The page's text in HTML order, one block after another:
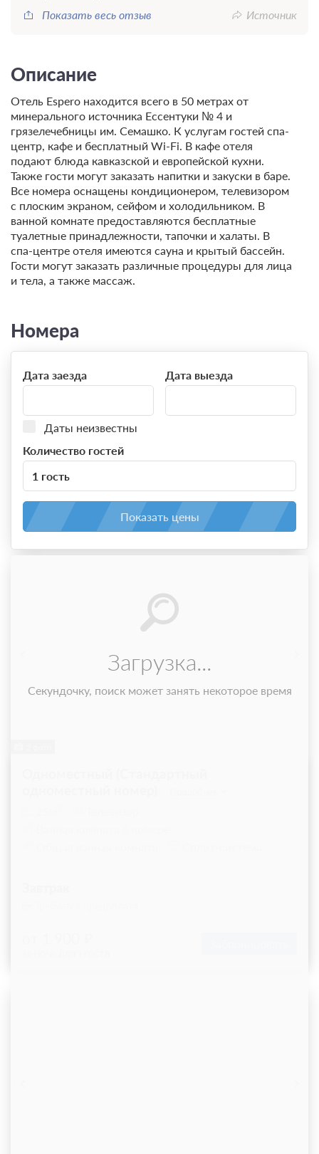
Показать весь отзыв
Источник
Описание
Отель Espero находится всего в 50 метрах от
минерального источника Ессентуки № 4 и
грязелечебницы им. Семашко. К услугам гостей спа-
центр, кафе и бесплатный Wi-Fi. В кафе отеля
подают блюда кавказской и европейской кухни.
Также гости могут заказать напитки и закуски в баре.
Все номера оснащены кондиционером, телевизором
с плоским экраном, сейфом и холодильником. В
ванной комнате предоставляются бесплатные
туалетные принадлежности, тапочки и халаты. В
спа-центре отеля имеются сауна и крытый бассейн.
Гости могут заказать различные процедуры для лица
и тела, а также массаж.
Номера
Дата заезда Дата выезда
Даты неизвестны
Количество гостей
1 гость
Показать цены
Загрузка...
Секундочку, поиск может занять некоторое время